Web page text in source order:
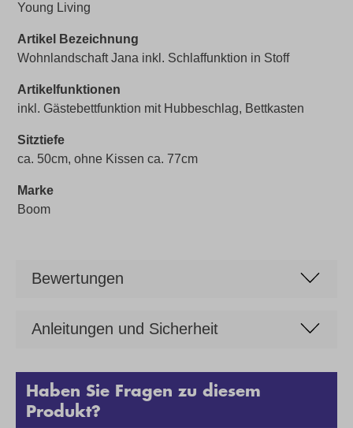
Young Living
Artikel Bezeichnung
Wohnlandschaft Jana inkl. Schlaffunktion in Stoff
Artikelfunktionen
inkl. Gästebettfunktion mit Hubbeschlag, Bettkasten
Sitztiefe
ca. 50cm, ohne Kissen ca. 77cm
Marke
Boom
Bewertungen
Anleitungen und Sicherheit
Haben Sie Fragen zu diesem
Produkt?